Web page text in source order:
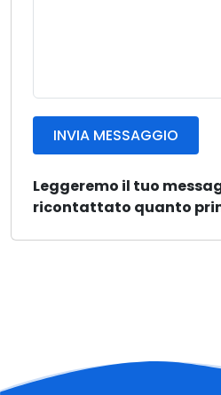
INVIA MESSAGGIO
Leggeremo il tuo
ricontattato quanto